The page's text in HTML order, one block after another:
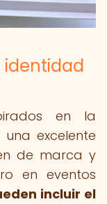
identidad
en la
excelente
de marca y
en eventos
incluir el